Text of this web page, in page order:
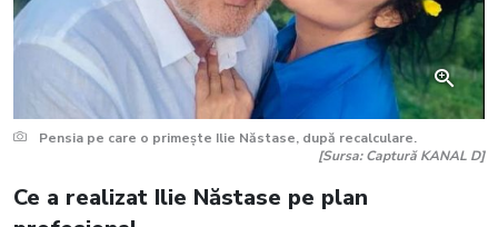
Pensia pe care o primește Ilie Năstase, după recalculare.
[Sursa: Captură KANAL D]
Ce a realizat Ilie Năstase pe plan